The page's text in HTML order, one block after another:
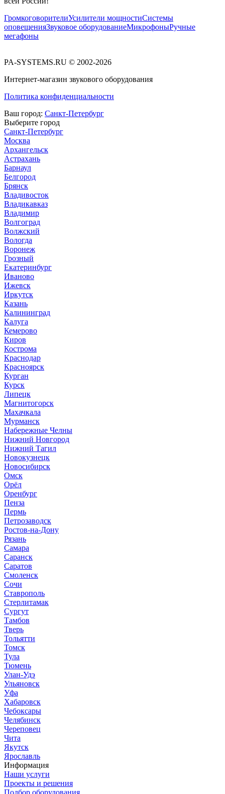
ГромкоговорителиУсилители мощностиСистемы
оповещенияЗвуковое оборудованиеМикрофоныРучные
мегафоны
PA-SYSTEMS.RU © 2002-2026
Интернет-магазин звукового оборудования
Политика конфиденциальности
Ваш город: Санкт-Петербург
Выберите город
Санкт-Петербург
Москва
Архангельск
Астрахань
Барнаул
Белгород
Брянск
Владивосток
Владикавказ
Владимир
Волгоград
Волжский
Вологда
Воронеж
Грозный
Екатеринбург
Иваново
Ижевск
Иркутск
Казань
Калининград
Калуга
Кемерово
Киров
Кострома
Краснодар
Красноярск
Курган
Курск
Липецк
Магнитогорск
Махачкала
Мурманск
Набережные Челны
Нижний Новгород
Нижний Тагил
Новокузнецк
Новосибирск
Омск
Орёл
Оренбург
Пенза
Пермь
Петрозаводск
Ростов-на-Дону
Рязань
Самара
Саранск
Саратов
Смоленск
Сочи
Ставрополь
Стерлитамак
Сургут
Тамбов
Тверь
Тольятти
Томск
Тула
Тюмень
Улан-Удэ
Ульяновск
Уфа
Хабаровск
Чебоксары
Челябинск
Череповец
Чита
Якутск
Ярославль
Информация
Наши услуги
Проекты и решения
Подбор оборудования